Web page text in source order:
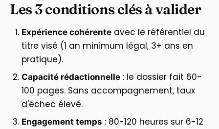
Les 3 conditions clés à valider
Expérience cohérente avec le référentiel du
titre visé (1 an minimum légal, 3+ ans en
pratique).
Capacité rédactionnelle : le dossier fait 60-
100 pages. Sans accompagnement, taux
d'échec élevé.
Engagement temps : 80-120 heures sur 6-12